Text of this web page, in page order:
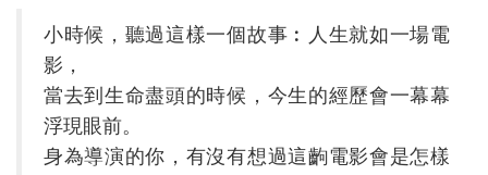
小時候，聽過這樣一個故事︰人生就如一場電
影，
當去到生命盡頭的時候，今生的經歷會一幕幕
浮現眼前。
身為導演的你，有沒有想過這齣電影會是怎樣